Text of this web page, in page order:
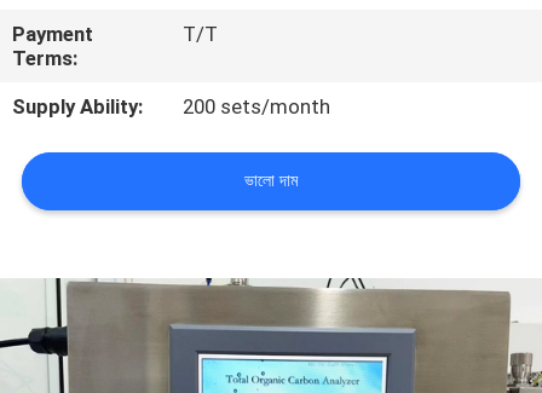
যোগাযোগ
করুন
উদ্ধৃতির
জন্য
সাইট
ম্যাপ
Payment
Terms:
T/T
Supply Ability: 200 sets/month
ভালো দাম